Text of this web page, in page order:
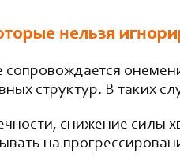
нельзя
сопровождается
структур. В таких
снижение силы
на